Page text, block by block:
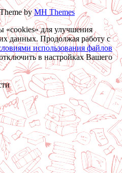
byMH Themes
«cookies» для улучшения
данных. Продолжая работу с
использования файлов
в настройках Вашего